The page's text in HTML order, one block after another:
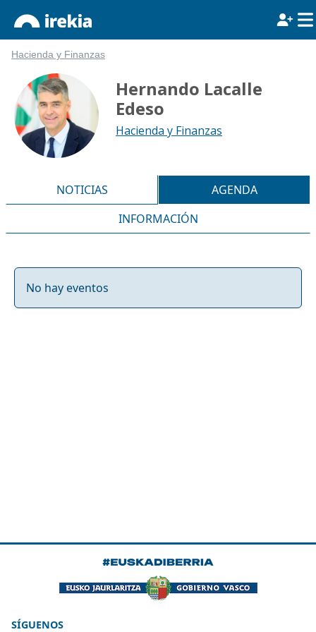
Hacienda y Finanzas
Hernando Lacalle
Edeso
Hacienda y Finanzas
NOTICIAS
AGENDA
INFORMACIÓN
No hay eventos
SÍGUENOS